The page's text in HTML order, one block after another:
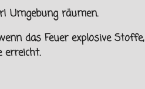
Umgebung räumen.
das Feuer explosive Stoffe,
erreicht.